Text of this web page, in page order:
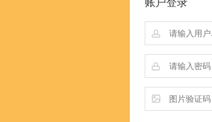
账户登录